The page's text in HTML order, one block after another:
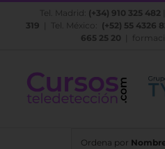
Saltar
Tel. Madrid: (+34) 910 325 482
319 | Tel. México: (+52) 55 4326
665 25 20
Ordena por